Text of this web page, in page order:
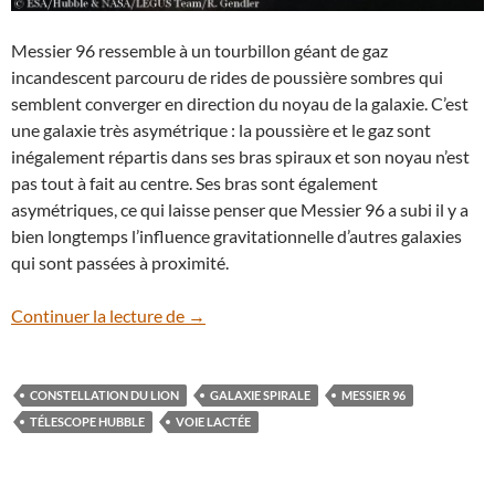
Messier 96 ressemble à un tourbillon géant de gaz
incandescent parcouru de rides de poussière sombres qui
semblent converger en direction du noyau de la galaxie. C’est
une galaxie très asymétrique : la poussière et le gaz sont
inégalement répartis dans ses bras spiraux et son noyau n’est
pas tout à fait au centre. Ses bras sont également
asymétriques, ce qui laisse penser que Messier 96 a subi il y a
bien longtemps l’influence gravitationnelle d’autres galaxies
qui sont passées à proximité.
Continuer la lecture de La galaxie M 96, nouvelle cible du
→
CONSTELLATION DU LION GALAXIE SPIRALE
MESSIER 96
TÉLESCOPE HUBBLE
VOIE LACTÉE